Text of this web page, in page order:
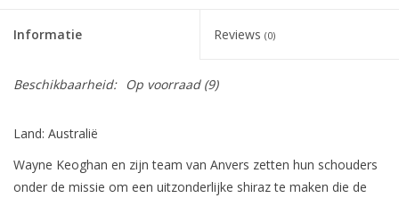
Informatie Reviews (0)
Beschikbaarheid: Op voorraad(9)
Land: Australië
Wayne Keoghan en zijn team van Anvers zetten hun schouders
onder de missie om een uitzonderlijke shiraz te maken die de